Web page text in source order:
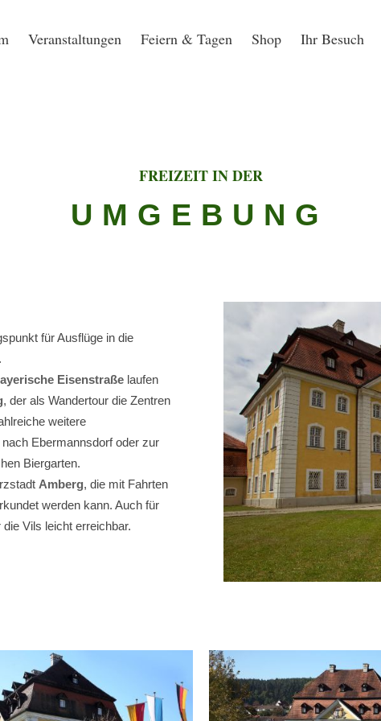
Veranstaltungen Feiern & Tagen Shop Ihr Besuch
FREIZEIT IN DER
UMGEBUNG
für Ausflüge in die
Eisenstraße laufen
, der als Wandertour die Zentren
weitere
Ebermannsdorf oder zur
Biergarten.
Amberg, die mit Fahrten
werden kann. Auch für
Vils leicht erreichbar.